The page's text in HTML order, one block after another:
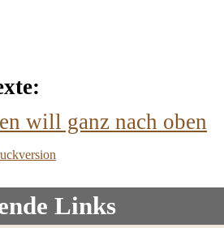
will ganz nach oben
Links